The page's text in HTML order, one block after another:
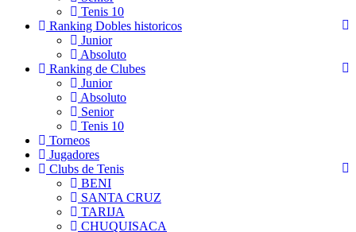
Tenis 10
Ranking Dobles historicos
Junior
Absoluto
Ranking de Clubes
Junior
Absoluto
Senior
Tenis 10
Torneos
Jugadores
Clubs de Tenis
BENI
SANTA CRUZ
TARIJA
CHUQUISACA